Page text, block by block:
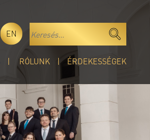
EN
RÓLUNK ÉRDEKESSÉGEK